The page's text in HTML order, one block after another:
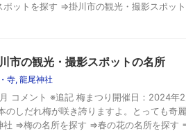
ットを探す ⇒掛川市の観光・撮影スポッ
市の観光・撮影スポットの名所
寺, 龍尾神社
メント ※追記 梅まつり開催日：2024年2
しだれ梅が咲き誇りますよ。とっても奇
⇒梅の名所を探す ⇒春の花の名所を探す